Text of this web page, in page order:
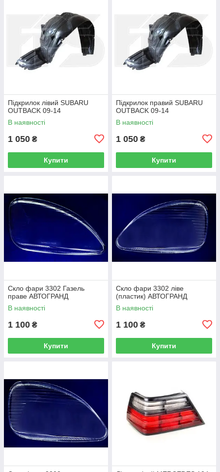
Підкрилок лівий SUBARU
OUTBACK 09-14
В наявності
1 050 ₴
Купити
Підкрилок правий SUBARU
OUTBACK 09-14
В наявності
1 050 ₴
Купити
Скло фари 3302 Газель
праве АВТОГРАНД
В наявності
1 100 ₴
Купити
Скло фари 3302 ліве
(пластик) АВТОГРАНД
В наявності
1 100 ₴
Купити